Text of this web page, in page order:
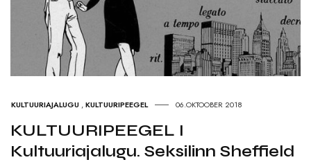
KULTUURIAJALUGU ,KULTUURIPEEGEL 06.OKTOOBER 2018
KULTUURIPEEGEL I
Kultuuriajalugu. Seksilinn Sheffield